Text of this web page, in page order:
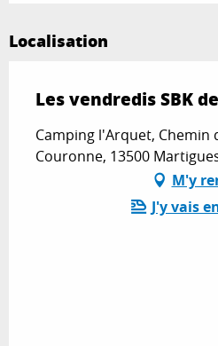
Localisation
Les vendredis SBK
Camping l'Arquet, Chemin
Couronne, 13500
M'y
J'y vais